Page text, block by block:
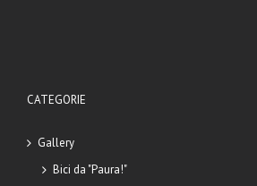
CATEGORIE
Gallery
Bici da "Paura!"